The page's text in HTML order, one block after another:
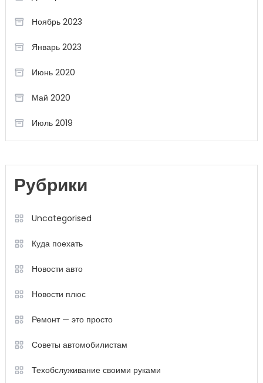
Ноябрь 2023
Январь 2023
Июнь 2020
Май 2020
Июль 2019
Рубрики
Uncategorised
Куда поехать
Новости авто
Новости плюс
Ремонт — это просто
Советы автомобилистам
Техобслуживание своими руками